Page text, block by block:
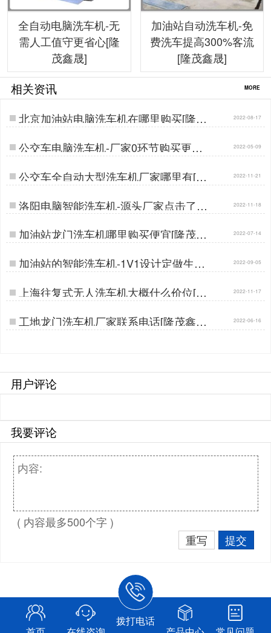
全自动电脑洗车机-无
需人工值守更省心[隆
茂鑫晟]
加油站自动洗车机-免
费洗车提高300%客流
[隆茂鑫晟]
相关资讯 MORE
北京加油站电脑洗车机在哪里购买[隆茂
鑫晟]…
2022-08-17
公交车电脑洗车机-厂家0环节购买更实
惠[隆茂鑫晟]…
2022-05-09
公交车全自动大型洗车机厂家哪里有[隆
茂鑫晟]…
2022-11-21
洛阳电脑智能洗车机-源头厂家点击了解
[隆茂鑫晟]…
2022-11-18
加油站龙门洗车机哪里购买便宜[隆茂鑫
晟]…
2022-07-14
加油站的智能洗车机-1V1设计定做生产
[隆茂鑫晟]…
2022-09-05
上海往复式无人洗车机大概什么价位[隆
茂鑫晟]…
2022-11-17
工地龙门洗车机厂家联系电话[隆茂鑫晟]
…
2022-06-16
用户评论
我要评论
( 内容最多500个字 )
重写
提交
拨打电话